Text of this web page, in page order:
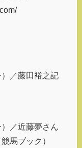
／藤田裕之記
／近藤夢さん
馬ブック）